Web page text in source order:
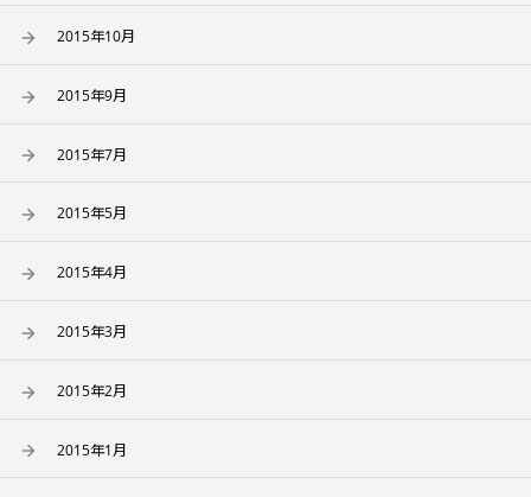
2015年10月
2015年9月
2015年7月
2015年5月
2015年4月
2015年3月
2015年2月
2015年1月